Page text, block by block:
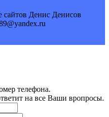
Денис Денисов
телефона.
на все Ваши вропросы.